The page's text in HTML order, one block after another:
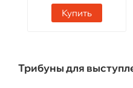
Купить
Трибуны для